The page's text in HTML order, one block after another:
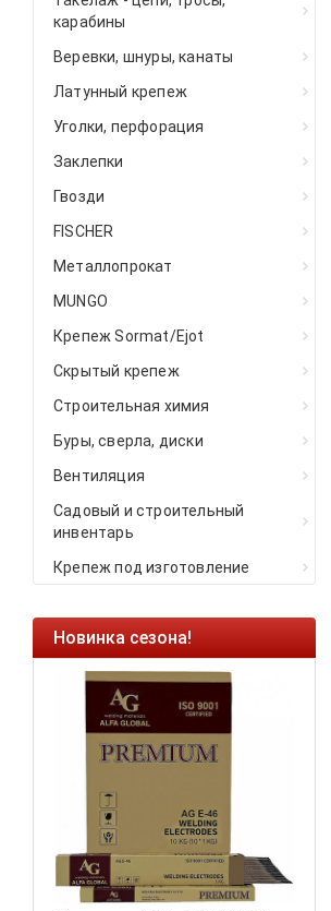
карабины
Веревки, шнуры, канаты
Латунный крепеж
Уголки, перфорация
Заклепки
Гвозди
FISCHER
Металлопрокат
MUNGO
Крепеж Sormat/Ejot
Скрытый крепеж
Строительная химия
Буры, сверла, диски
Вентиляция
Садовый и строительный
инвентарь
Крепеж под изготовление
Новинка сезона!